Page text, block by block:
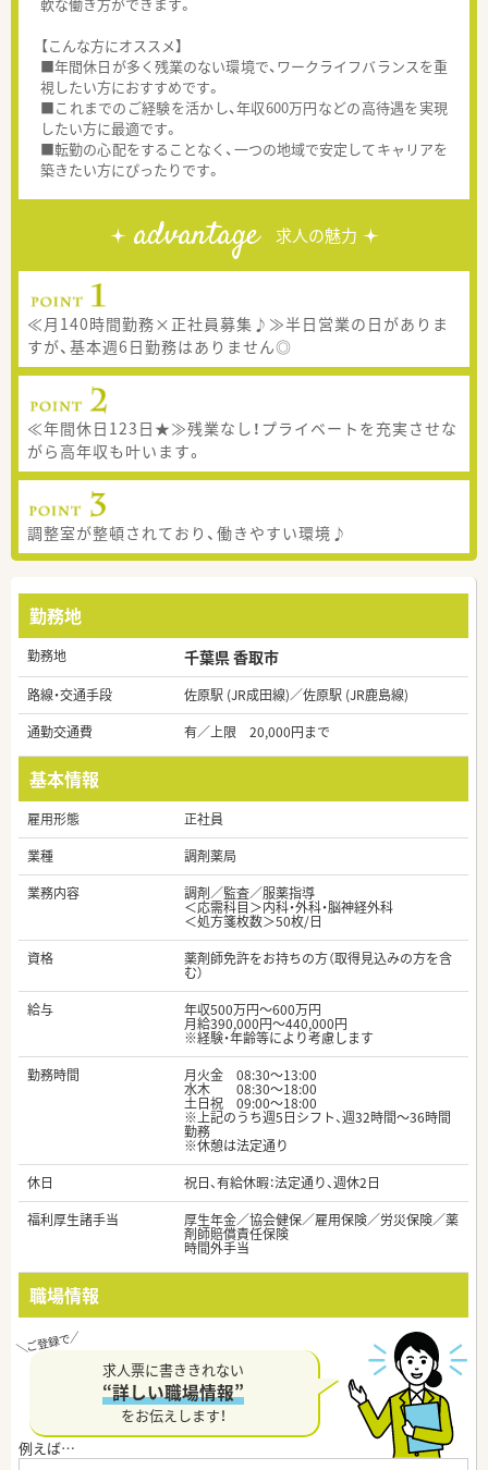
【こんな方にオススメ】
■年間休日が多く残業のない環境で、ワークライフバランスを重
視したい方におすすめです。
■これまでのご経験を活かし、年収600万円などの高待遇を実現
したい方に最適です。
■転勤の心配をすることなく、一つの地域で安定してキャリアを
築きたい方にぴったりです。
advantage 求人の魅力
≪月140時間勤務×正社員募集♪≫半日営業の日がありま
すが、基本週6日勤務はありません◎
≪年間休日123日★≫残業なし！プライベートを充実させな
がら高年収も叶います。
調整室が整頓されており、働きやすい環境♪
勤務地
勤務地 千葉県 香取市
路線・交通手段
佐原駅 (JR成田線)／佐原駅 (JR鹿島線)
通勤交通費
有／上限 20,000円まで
基本情報
雇用形態
正社員
業種
調剤薬局
業務内容
調剤／監査／服薬指導
＜応需科目＞内科・外科・脳神経外科
＜処方箋枚数＞50枚/日
資格
薬剤師免許をお持ちの方（取得見込みの方を含
む）
給与
年収500万円～600万円
月給390,000円～440,000円
※経験・年齢等により考慮します
勤務時間
月火金 08:30～13:00
水木 08:30～18:00
土日祝 09:00～18:00
※上記のうち週5日シフト、週32時間～36時間
勤務
※休憩は法定通り
休日
祝日、有給休暇：法定通り、週休2日
福利厚生諸手当
厚生年金／協会健保／雇用保険／労災保険／薬
剤師賠償責任保険
時間外手当
職場情報
求人票に書ききれない
“詳しい職場情報”
をお伝えします！